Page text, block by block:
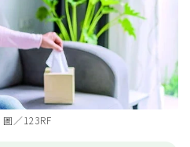
／123RF